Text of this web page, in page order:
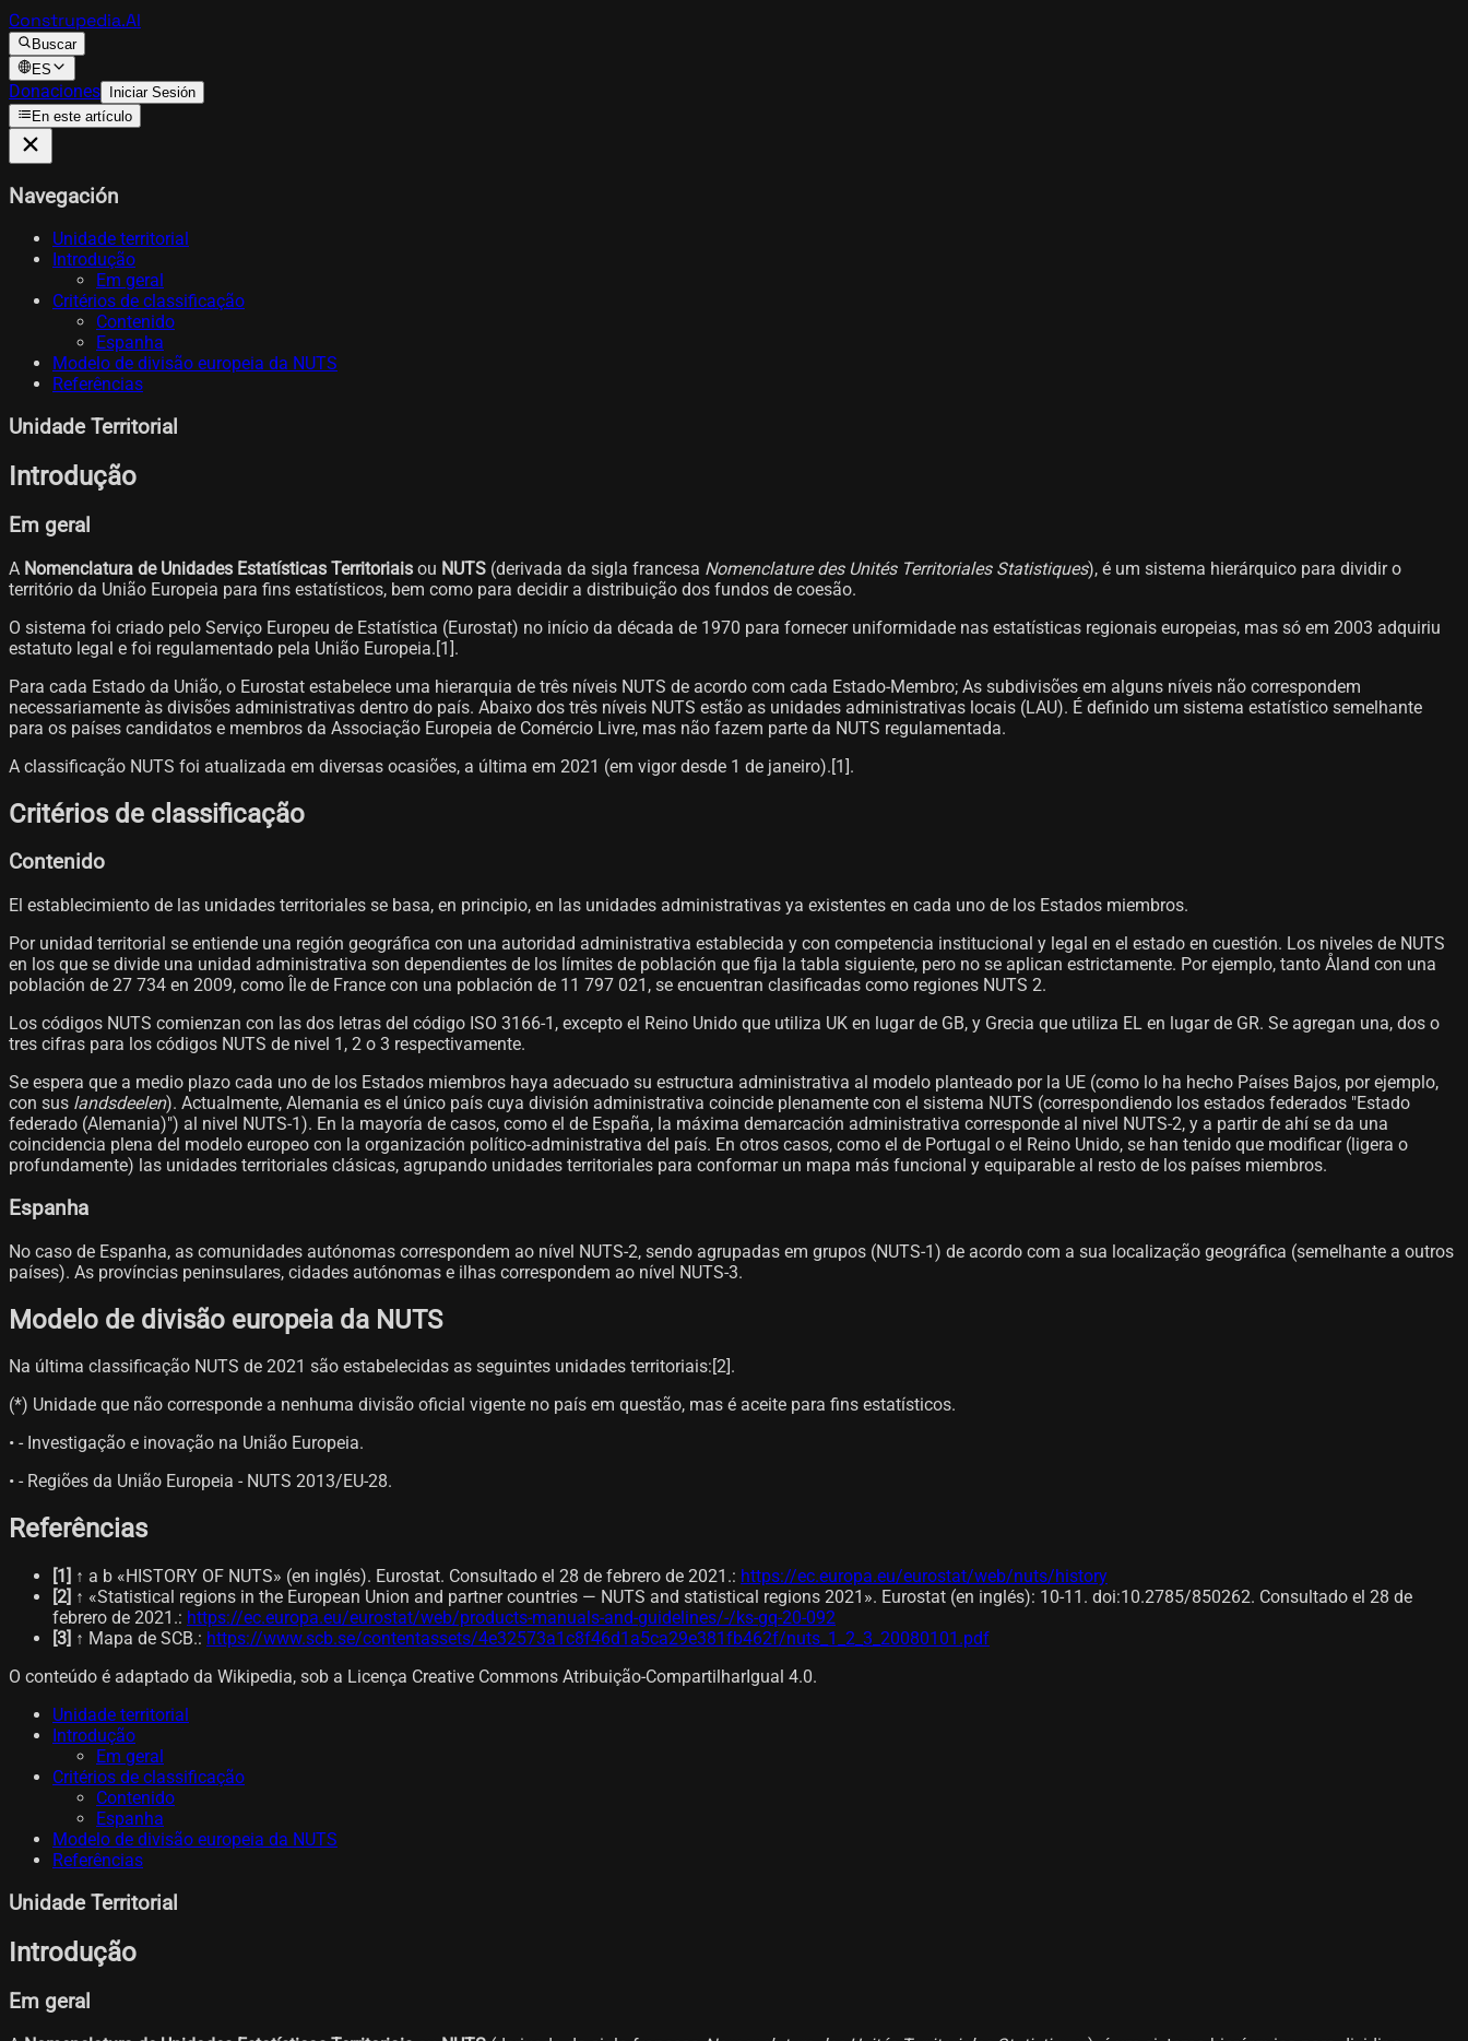
Construpedia.AI
Buscar
ES
Donaciones Iniciar Sesión
En este artículo
Navegación
Unidade territorial
Introdução
Em geral
Critérios de classificação
Contenido
Espanha
Modelo de divisão europeia da NUTS
Referências
Unidade Territorial
Introdução
Em geral
A Nomenclatura de Unidades Estatísticas Territoriais ou NUTS (derivada da sigla francesa Nomenclature des Unités Territoriales Statistiques), é um sistema hierárquico para dividir o
território da União Europeia para fins estatísticos, bem como para decidir a distribuição dos fundos de coesão.
O sistema foi criado pelo Serviço Europeu de Estatística (Eurostat) no início da década de 1970 para fornecer uniformidade nas estatísticas regionais europeias, mas só em 2003 adquiriu
estatuto legal e foi regulamentado pela União Europeia.[1]​.
Para cada Estado da União, o Eurostat estabelece uma hierarquia de três níveis NUTS de acordo com cada Estado-Membro; As subdivisões em alguns níveis não correspondem
necessariamente às divisões administrativas dentro do país. Abaixo dos três níveis NUTS estão as unidades administrativas locais (LAU). É definido um sistema estatístico semelhante
para os países candidatos e membros da Associação Europeia de Comércio Livre, mas não fazem parte da NUTS regulamentada.
A classificação NUTS foi atualizada em diversas ocasiões, a última em 2021 (em vigor desde 1 de janeiro).[1]​.
Critérios de classificação
Contenido
El establecimiento de las unidades territoriales se basa, en principio, en las unidades administrativas ya existentes en cada uno de los Estados miembros.
Por unidad territorial se entiende una región geográfica con una autoridad administrativa establecida y con competencia institucional y legal en el estado en cuestión. Los niveles de NUTS
en los que se divide una unidad administrativa son dependientes de los límites de población que fija la tabla siguiente, pero no se aplican estrictamente. Por ejemplo, tanto Åland con una
población de 27 734 en 2009, como Île de France con una población de 11 797 021, se encuentran clasificadas como regiones NUTS 2.
Los códigos NUTS comienzan con las dos letras del código ISO 3166-1, excepto el Reino Unido que utiliza UK en lugar de GB, y Grecia que utiliza EL en lugar de GR. Se agregan una, dos o
tres cifras para los códigos NUTS de nivel 1, 2 o 3 respectivamente.
Se espera que a medio plazo cada uno de los Estados miembros haya adecuado su estructura administrativa al modelo planteado por la UE (como lo ha hecho Países Bajos, por ejemplo,
con sus landsdeelen). Actualmente, Alemania es el único país cuya división administrativa coincide plenamente con el sistema NUTS (correspondiendo los estados federados "Estado
federado (Alemania)") al nivel NUTS-1). En la mayoría de casos, como el de España, la máxima demarcación administrativa corresponde al nivel NUTS-2, y a partir de ahí se da una
coincidencia plena del modelo europeo con la organización político-administrativa del país. En otros casos, como el de Portugal o el Reino Unido, se han tenido que modificar (ligera o
profundamente) las unidades territoriales clásicas, agrupando unidades territoriales para conformar un mapa más funcional y equiparable al resto de los países miembros.
Espanha
No caso de Espanha, as comunidades autónomas correspondem ao nível NUTS-2, sendo agrupadas em grupos (NUTS-1) de acordo com a sua localização geográfica (semelhante a outros
países). As províncias peninsulares, cidades autónomas e ilhas correspondem ao nível NUTS-3.
Modelo de divisão europeia da NUTS
Na última classificação NUTS de 2021 são estabelecidas as seguintes unidades territoriais:[2]​.
(*) Unidade que não corresponde a nenhuma divisão oficial vigente no país em questão, mas é aceite para fins estatísticos.
• - Investigação e inovação na União Europeia.
• - Regiões da União Europeia - NUTS 2013/EU-28.
Referências
[1 ] ↑ a b «HISTORY OF NUTS» (en inglés). Eurostat. Consultado el 28 de febrero de 2021.: https://ec.europa.eu/eurostat/web/nuts/history
[2] ↑ «Statistical regions in the European Union and partner countries — NUTS and statistical regions 2021». Eurostat (en inglés): 10-11. doi:10.2785/850262. Consultado el 28 de
febrero de 2021.: https://ec.europa.eu/eurostat/web/products-manuals-and-guidelines/-/ks-gq-20-092
[3] ↑ Mapa de SCB.: https://www.scb.se/contentassets/4e32573a1c8f46d1a5ca29e381fb462f/nuts_1_2_3_20080101.pdf
O conteúdo é adaptado da Wikipedia, sob a Licença Creative Commons Atribuição-CompartilharIgual 4.0.
Unidade territorial
Introdução
Em geral
Critérios de classificação
Contenido
Espanha
Modelo de divisão europeia da NUTS
Referências
Unidade Territorial
Introdução
Em geral